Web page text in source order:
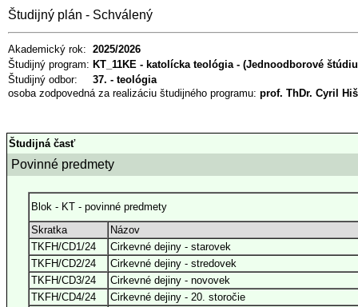
Študijný plán - Schválený
Akademický rok: 2025/2026
Študijný program: KT_11KE - katolícka teológia - (Jednoodborové
Študijný odbor:
37. - teológia
osoba zodpovedná za realizáciu študijného programu: prof. ThDr. Cyril
Študijná časť
Povinné predmety
Blok - KT - povinné predmety
Skratka
Názov
TKFH/CD1/24
Cirkevné dejiny - starovek
TKFH/CD2/24
Cirkevné dejiny - stredovek
TKFH/CD3/24
Cirkevné dejiny - novovek
TKFH/CD4/24
Cirkevné dejiny - 20. storočie